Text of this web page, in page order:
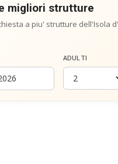
migliori strutture
a piu' strutture dell'Isola
ADULTI